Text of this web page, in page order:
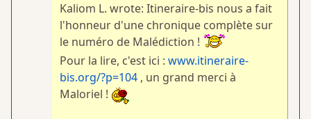
Kaliom L. wrote: Itineraire-bis nous a fait
l'honneur d'une chronique complète sur
le numéro de Malédiction !
Pour la lire, c'est ici : www.itineraire-
bis.org/?p=104 , un grand merci à
Maloriel !